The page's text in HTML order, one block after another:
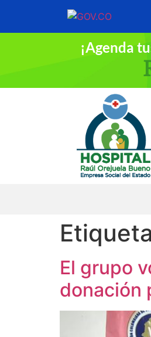
¡Agenda
El grupo
donación